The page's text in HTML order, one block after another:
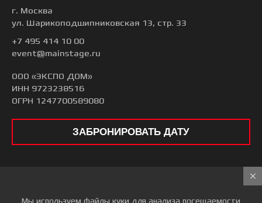
г. Москва
ул. Шарикоподшипниковская 13, стр. 33
+7 495 414 10 00
event@mainstage.ru
ЗАБРОНИРОВАТЬ ДАТУ
ООО «ЭКСПО ДОМ»
ИНН 9723238516
ОГРН 1247700589080